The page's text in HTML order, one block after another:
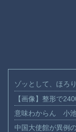
ゾッとして、ほろ
【画像】整形で
意味わからん 小
中国大使館が異例